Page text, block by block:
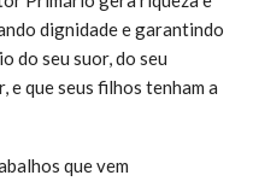
dignidade e garantindo
do seu suor, do seu
e que seus filhos tenham a
que vem